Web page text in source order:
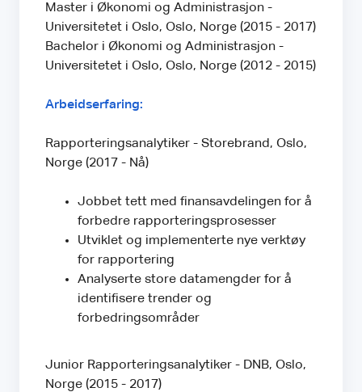
Master i Økonomi og Administrasjon -
Universitetet i Oslo, Oslo, Norge (2015 - 2017)
Bachelor i Økonomi og Administrasjon -
Universitetet i Oslo, Oslo, Norge (2012 - 2015)
Arbeidserfaring:
Rapporteringsanalytiker - Storebrand, Oslo,
Norge (2017 - Nå)
Jobbet tett med finansavdelingen for å
forbedre rapporteringsprosesser
Utviklet og implementerte nye verktøy
for rapportering
Analyserte store datamengder for å
identifisere trender og
forbedringsområder
Junior Rapporteringsanalytiker - DNB, Oslo,
Norge (2015 - 2017)